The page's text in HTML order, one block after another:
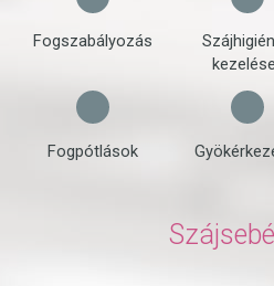
Fogszabályozás
Fogpótlások